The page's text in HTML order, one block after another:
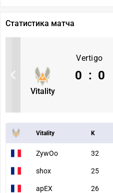
Статистика матча
Vertigo
Vitality
0 : 0
Vitality K
ZywOo 32
shox 25
apEX 26